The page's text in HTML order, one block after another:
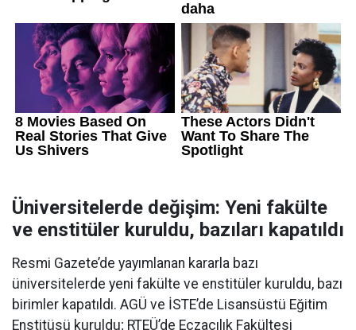
Üniversitelerde değişim: Yeni fakülte
ve enstitüler kuruldu, bazıları kapatıldı
Resmi Gazete’de yayımlanan kararla bazı
üniversitelerde yeni fakülte ve enstitüler kuruldu, bazı
birimler kapatıldı. AGÜ ve İSTE’de Lisansüstü Eğitim
Enstitüsü kuruldu; RTEÜ’de Eczacılık Fakültesi